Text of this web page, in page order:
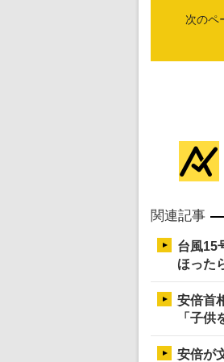
次のペ
関連記事
台風15
ほった
安倍首
「子
安倍が